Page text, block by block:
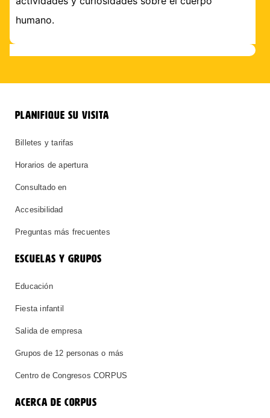
humano.
PLANIFIQUE SU VISITA
Billetes y tarifas
Horarios de apertura
Consultado en
Accesibilidad
Preguntas más frecuentes
ESCUELAS Y GRUPOS
Educación
Fiesta infantil
Salida de empresa
Grupos de 12 personas o más
Centro de Congresos CORPUS
ACERCA DE CORPUS